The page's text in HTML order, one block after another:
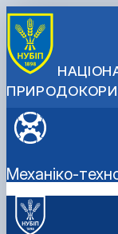
Механіко-